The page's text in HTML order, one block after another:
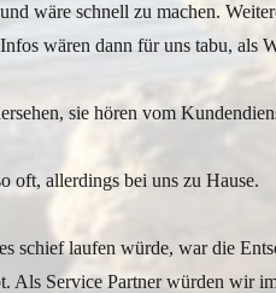
wäre schnell zu machen.
wären dann für uns tabu, als
sie hören vom
oft, allerdings bei uns zu Hause.
schief laufen würde, war die
Als Service Partner würden wir